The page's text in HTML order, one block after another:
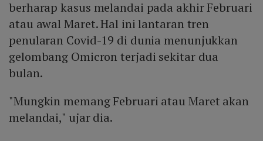
berharap kasus melandai pada akhir Februari
atau awal Maret. Hal ini lantaran tren
penularan Covid-19 di dunia menunjukkan
gelombang Omicron terjadi sekitar dua
bulan.
"Mungkin memang Februari atau Maret akan
melandai," ujar dia.